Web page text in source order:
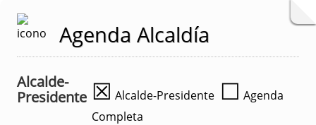
Agenda Alcaldía
Alcalde-
Presidente ☒ Alcalde-Presidente ☐ Agenda
Completa